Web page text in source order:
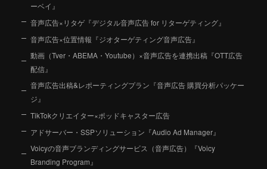
ーベイ』
音声広告×リタゲ『デジタル音声広告 for リターゲティング』
音声広告×位置情報『ジオターゲティング音声広告』
動画（Tver・ABEMA・Youtube）×音声広告を連携出稿『OTT広告
配信』
音声広告出稿&レポーティングプラン『音声広告 購買分析パッケー
ジ』
TikTokクリエイター×ポッドキャスター広告
アドサーバー・SSPソリューション『Audio Ad Manager』
Voicyの音声ブランディングサービス（音声広告）『Voicy
Branding Program』